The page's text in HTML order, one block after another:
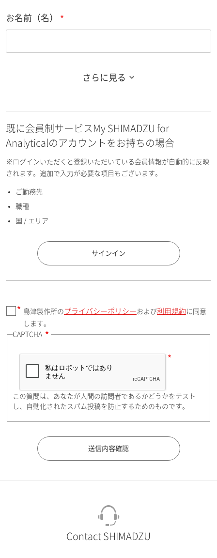
お名前（名）
お名前フリガナ（名）
E-mailアドレス（半角英数）
国 / エリア
郵便番号（勤務先）
住所検索
都道府県（勤務先）
さらに見る
既に会員制サービスMy SHIMADZU for
Analyticalのアカウントをお持ちの場合
※ログインいただくと登録いただいている会員情報が自動的に反映
されます。追加で入力が必要な項目もございます。
ご勤務先
職種
国 / エリア
サインイン
島津製作所の プライバシーポリシー および利用規約 に同意
します。
CAPTCHA
この質問は、あなたが人間の訪問者であるかどうかをテスト
し、自動化されたスパム投稿を防止するためのものです。
Contact SHIMADZU